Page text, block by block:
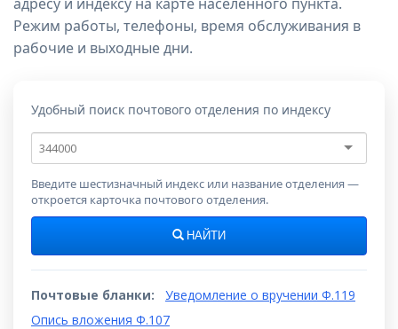
Режим работы, телефоны, время обслуживания в
рабочие и выходные дни.
Удобный поиск почтового отделения по индексу
Почтовый
индекс
Введите шестизначный индекс или название отделения —
откроется карточка почтового отделения.
НАЙТИ
Почтовые бланки:
Уведомление о вручении Ф.119
Опись вложения Ф.107